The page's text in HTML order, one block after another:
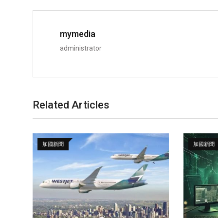
mymedia
administrator
Related Articles
加國新聞 加國新聞